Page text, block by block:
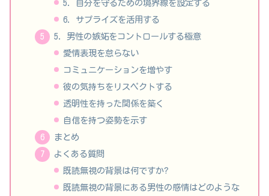
5. 自分を守るための境界線を設定する
6. サプライズを活用する
5. 男性の嫉妬をコントロールする極意
愛情表現を怠らない
コミュニケーションを増やす
彼の気持ちをリスペクトする
透明性を持った関係を築く
自信を持つ姿勢を示す
まとめ
よくある質問
既読無視の背景は何ですか?
既読無視の背景にある男性の感情はどのような